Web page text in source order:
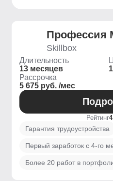
Профессия
Skillbox
Длительность
13 месяцев
Рассрочка
5 675 руб. /мес
Рейтинг
Гарантия трудоустройства
Первый заработок с 4-го
Более 20 работ в